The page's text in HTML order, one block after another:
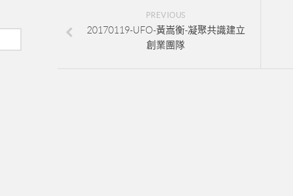
PREVIOUS
20170119-UFO-黃嵩衡-凝聚共識建立
創業團隊